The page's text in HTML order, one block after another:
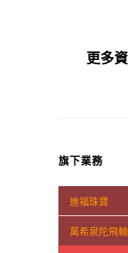
更多
旗下業務
進福珠寶
萬希泉陀飛